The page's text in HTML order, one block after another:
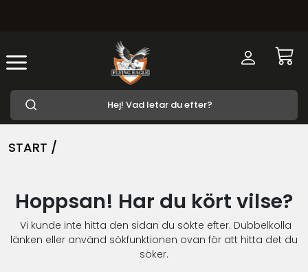
START /
Hoppsan! Har du kört vilse?
Vi kunde inte hitta den sidan du sökte efter. Dubbelkolla
länken eller använd sökfunktionen ovan för att hitta det du
söker.